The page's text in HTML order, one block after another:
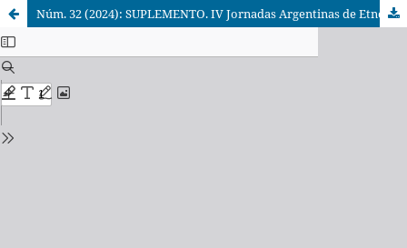
Núm. 32 (2024): SUPLEMENTO. IV Jornadas Argentinas de Etnobiología y Sociedad